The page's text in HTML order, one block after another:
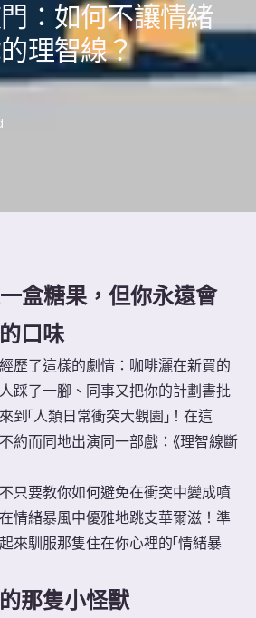
：如何不讓情緒
理智線？
盒糖果，但你永遠會
口味
歷了這樣的劇情：咖啡灑在新買的
踩了一腳、同事又把你的計劃書批
到「人類日常衝突大觀園」！在這
約而同地出演同一部戲：《理智線斷
只要教你如何避免在衝突中變成噴
情緒暴風中優雅地跳支華爾滋！準
來馴服那隻住在你心裡的「情緒暴
那隻小怪獸